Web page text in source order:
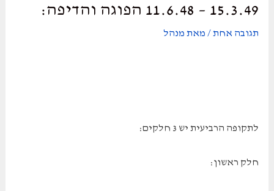
15.3.49 – 11.6.48 הפוגה והדיפה:
תגובה אחת/ מאת מנהל
לתקופה הרביעית יש 3 חלקים:
חלק ראשון: